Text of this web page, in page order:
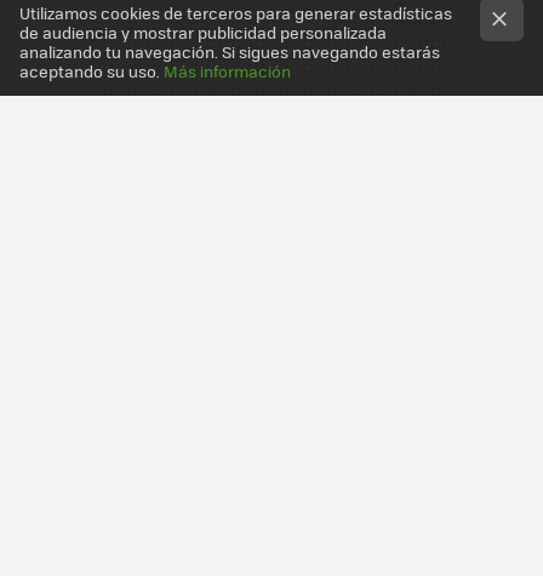
Utilizamos cookies de terceros para generar estadísticas
de audiencia y mostrar publicidad personalizada
analizando tu navegación. Si sigues navegando estarás
aceptando su uso. Más información